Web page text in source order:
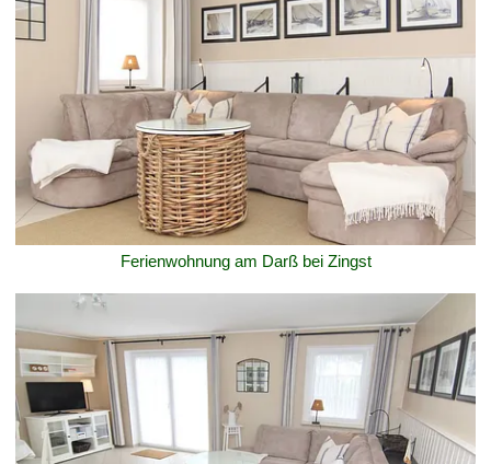
Ferienwohnung am Darß bei Zingst